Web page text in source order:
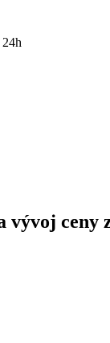
24h
vývoj ceny